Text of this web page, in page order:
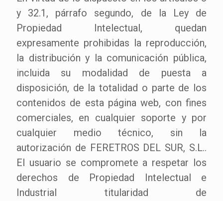
y 32.1, párrafo segundo, de la Ley de
Propiedad Intelectual, quedan
expresamente prohibidas la reproducción,
la distribución y la comunicación pública,
incluida su modalidad de puesta a
disposición, de la totalidad o parte de los
contenidos de esta página web, con fines
comerciales, en cualquier soporte y por
cualquier medio técnico, sin la
autorización de FERETROS DEL SUR, S.L..
El usuario se compromete a respetar los
derechos de Propiedad Intelectual e
Industrial titularidad de